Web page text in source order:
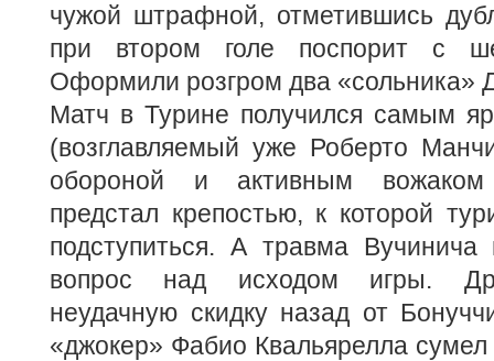
чужой штрафной, отметившись
при втором голе поспорит с
Оформили розгром два «сольника»
Матч в Турине получился самым
(возглавляемый уже Роберто
обороной и активным вожаком
предстал крепостью, к которой
подступиться. А травма Вучинича
вопрос над исходом игры.
неудачную скидку назад от
«джокер» Фабио Квальярелла сумел